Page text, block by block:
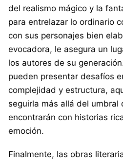
del realismo mágico y la
para entrelazar lo ordinario
con sus personajes bien
evocadora, le asegura un
los autores de su
pueden presentar desafíos
complejidad y estructura,
seguirla más allá del umbral
encontrarán con historias
emoción.
Finalmente, las obras